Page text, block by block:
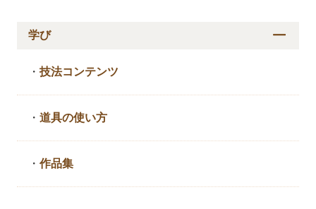
学び
・技法コンテンツ
・道具の使い方
・作品集